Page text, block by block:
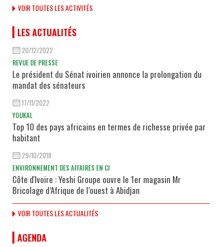
VOIR TOUTES LES ACTIVITÉS
LES ACTUALITÉS
20/12/2022
REVUE DE PRESSE
Le président du Sénat ivoirien annonce la prolongation du
mandat des sénateurs
17/11/2022
YOUKAL
Top 10 des pays africains en termes de richesse privée par
habitant
29/10/2018
ENVIRONNEMENT DES AFFAIRES EN CI
Côte d'Ivoire : Yeshi Groupe ouvre le 1er magasin Mr
Bricolage d’Afrique de l’ouest à Abidjan
VOIR TOUTES LES ACTUALITÉS
AGENDA